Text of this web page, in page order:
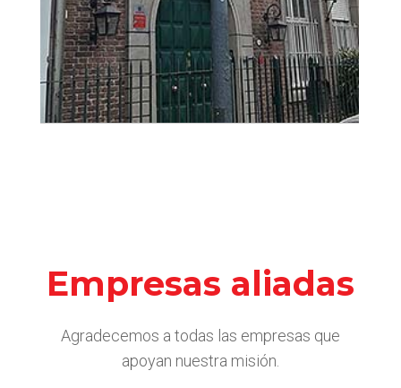
Empresas aliadas
Agradecemos a todas las empresas que
apoyan nuestra misión.